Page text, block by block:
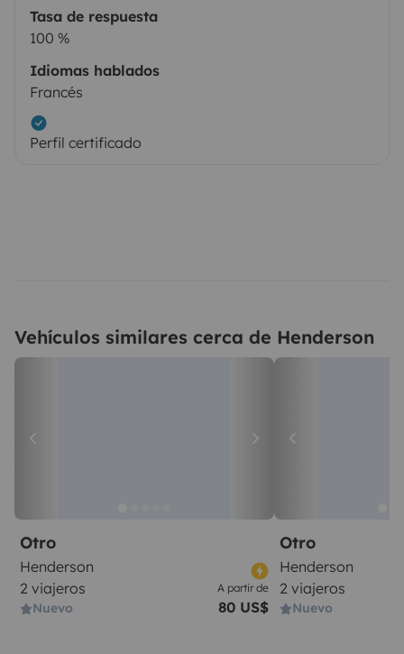
Tasa de respuesta
100 %
Idiomas hablados
Francés
Perfil certificado
Vehículos similares cerca de Henderson
Otro
Henderson
2 viajeros
Nuevo
A partir de
80 US$
Otro
Henderson
2 viajeros
Nuevo